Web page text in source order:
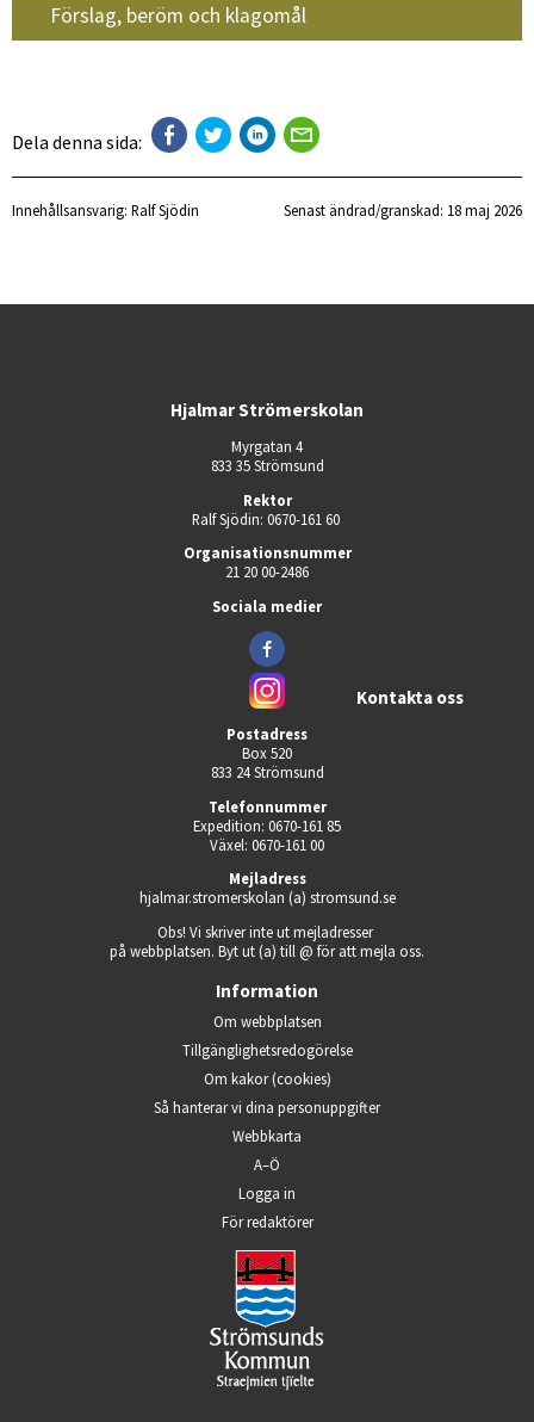
Förslag, beröm och klagomål
Dela denna sida:
Innehållsansvarig: Ralf Sjödin Senast ändrad/granskad: 18 maj 2026
Hjalmar Strömerskolan
Myrgatan 4
833 35 Strömsund
Rektor
Ralf Sjödin: 0670-161 60
Organisationsnummer
21 20 00-2486
Sociala medier
Kontakta oss
Postadress
Box 520
833 24 Strömsund
Telefonnummer
Expedition: 0670-161 85
Växel: 0670-161 00
Mejladress
hjalmar.stromerskolan (a) stromsund.se
Obs! Vi skriver inte ut mejladresser
på webbplatsen. Byt ut (a) till @ för att mejla oss.
Information
Om webbplatsen
Tillgänglighets­redogörelse
Om kakor (cookies)
Så hanterar vi dina person­uppgifter
Webbkarta
A–Ö
Logga in
För redaktörerÖppnas i nytt fönster.